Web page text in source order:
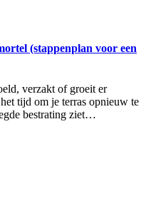
(stappenplan voor een
verzakt of groeit er
tijd om je terras opnieuw te
bestrating ziet…